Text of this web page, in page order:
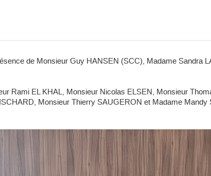
de Monsieur Guy HANSEN (SCC), Madame Sandra
Rami EL KHAL, Monsieur Nicolas ELSEN, Monsieur
Monsieur Thierry SAUGERON et Madame Mandy